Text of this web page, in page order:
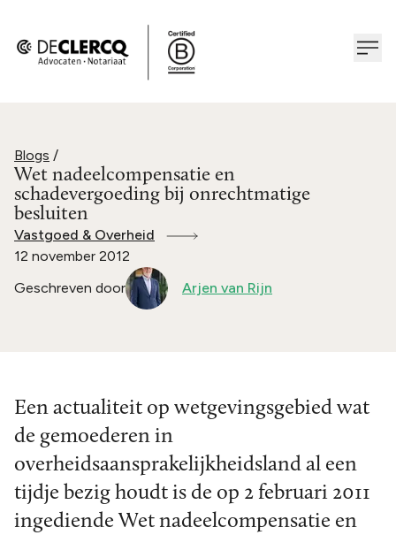
Blogs /
Wet nadeelcompensatie en
schadevergoeding bij onrechtmatige
besluiten
Vastgoed & Overheid
12 november 2012
Geschreven door
Arjen van Rijn
Een actualiteit op wetgevingsgebied wat
de gemoederen in
overheidsaansprakelijkheidsland al een
tijdje bezig houdt is de op 2 februari 2011
ingediende Wet nadeelcompensatie en